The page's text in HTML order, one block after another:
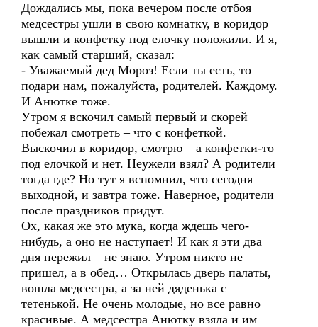
Дождались мы, пока вечером после отбоя
медсестры ушли в свою комнатку, в коридор
вышли и конфетку под елочку положили. И я,
как самый старший, сказал:
- Уважаемый дед Мороз! Если ты есть, то
подари нам, пожалуйста, родителей. Каждому.
И Анютке тоже.
Утром я вскочил самый первый и скорей
побежал смотреть – что с конфеткой.
Выскочил в коридор, смотрю – а конфетки-то
под елочкой и нет. Неужели взял? А родители
тогда где? Но тут я вспомнил, что сегодня
выходной, и завтра тоже. Наверное, родители
после праздников придут.
Ох, какая же это мука, когда ждешь чего-
нибудь, а оно не наступает! И как я эти два
дня пережил – не знаю. Утром никто не
пришел, а в обед… Открылась дверь палаты,
вошла медсестра, а за ней дяденька с
тетенькой. Не очень молодые, но все равно
красивые. А медсестра Анютку взяла и им